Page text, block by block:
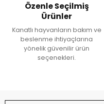
Özenle Seçilmiş
Ürünler
Kanatlı hayvanların bakım ve
beslenme ihtiyaçlarına
yönelik güvenilir ürün
seçenekleri.